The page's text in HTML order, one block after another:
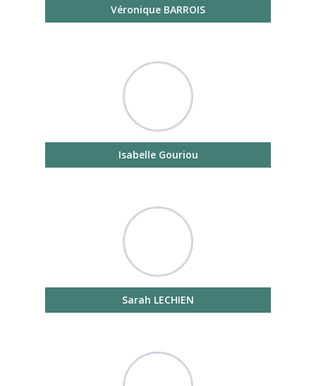
Véronique BARROIS
Isabelle Gouriou
Sarah LECHIEN